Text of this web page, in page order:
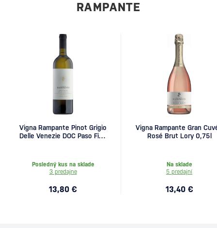
RAMPANTE
Vigna Rampante Pinot Grigio
Delle Venezie DOC Paso Fino
Posledný kus na sklade
3 predajne
13,80 €
Vigna Rampante Gran
Rosé Brut Lory 0,75l
Na sklade
5 predajní
13,40 €